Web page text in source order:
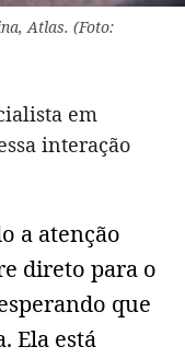
Atlas. (Foto:
em
interação
a atenção
direto para o
que
Ela está